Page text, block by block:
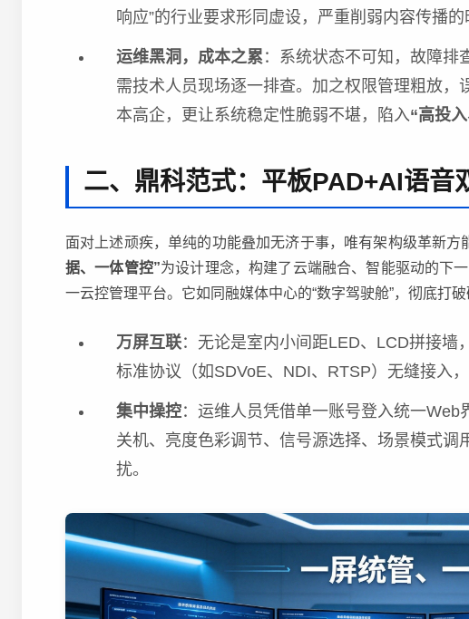
响应”的行业要求形同虚设，严重削弱内容传播的
运维黑洞，成本之累 ：系统状态不可知，故障排
需技术人员现场逐一排查。加之权限管理粗放
本高企，更让系统稳定性脆弱不堪，陷入“高投
二、鼎科范式：平板PAD+AI语音
面对上述顽疾，单纯的功能叠加无济于事，唯有架构级革新方
据、一体管控”为设计理念，构建了云端融合、智能驱动的下
一云控管理平台。它如同融媒体中心的“数字驾驶舱”，彻底打
万屏互联：无论是室内小间距LED、LCD拼接
标准协议（如SDVoE、NDI、RTSP）无缝接入，
集中操控：运维人员凭借单一账号登入统一
关机、亮度色彩调节、信号源选择、场景模式
扰。